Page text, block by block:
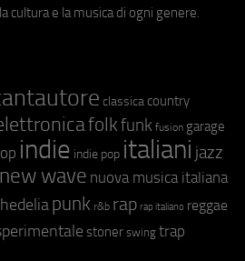
cultura e la musica di ogni genere.
classica country
folkfunk fusion garage
indie indie pop italiani jazz
new wave nuova musica italiana
punk r&b rap rap italiano reggae
stoner swing trap